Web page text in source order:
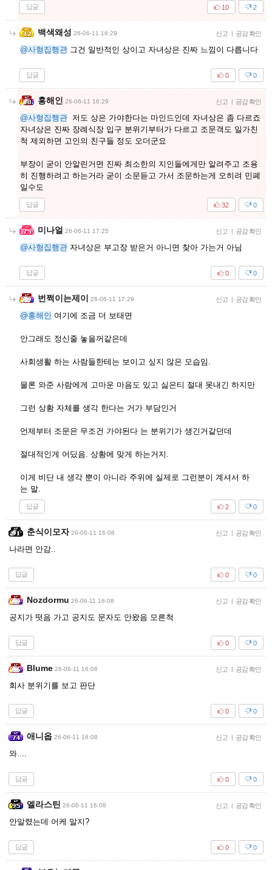
답글 2
10
백색왜성 26-06-11 16:29 신고 | 공감 확인
@사형집행관 그건 일반적인 상이고 자녀상은 진짜 느낌이 다릅니다
답글 0
0
홍해인 26-06-11 16:29 신고 | 공감 확인
@사형집행관 저도 상은 가야한다는 마인드인데 자녀상은 좀 다르죠
자녀상은 진짜 장례식장 입구 분위기부터가 다르고 조문객도 일가친
척 제외하면 고인의 친구들 정도 오더군요
부장이 굳이 안알린거면 진짜 최소한의 지인들에게만 알려주고 조용
히 진행하려고 하는거라 굳이 소문듣고 가서 조문하는게 오히려 민폐
일수도
답글 0
32
미나얼 26-06-11 17:25 신고 | 공감 확인
@사형집행관 자녀상은 부고장 받은거 아니면 찾아 가는거 아님
답글 0
0
번쩍이는제이 26-06-11 17:29 신고 | 공감 확인
@홍해인 여기에 조금 더 보태면
안그래도 정신줄 놓을꺼같은데
사회생활 하는 사람들한테는 보이고 싶지 않은 모습임.
물론 와준 사람에게 고마운 마음도 있고 싫은티 절대 못내긴 하지만
그런 상황 자체를 생각 한다는 거가 부담인거
언제부터 조문은 무조건 가야된다 는 분위기가 생긴거같던데
절대적인게 어딨음. 상황에 맞게 하는거지.
이게 비단 내 생각 뿐이 아니라 주위에 실제로 그런분이 계셔서 하
는 말.
답글 0
2
춘식이모자 26-06-11 16:08 신고 | 공감 확인
나라면 안감..
답글 0
0
Nozdormu 26-06-11 16:08 신고 | 공감 확인
공지가 떳음 가고 공지도 문자도 안왔음 모른척
답글 0
0
Blume 26-06-11 16:08 신고 | 공감 확인
회사 분위기를 보고 판단
답글 0
0
애니옵 26-06-11 16:08 신고 | 공감 확인
와....
답글 0
0
엘라스틴 26-06-11 16:08 신고 | 공감 확인
안알렸는데 어케 알지?
답글 0
0